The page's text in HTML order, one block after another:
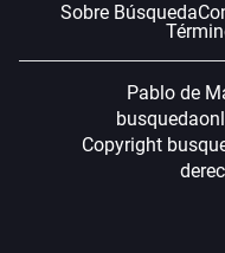
Sobre Búsqueda
Pablo de
Copyright